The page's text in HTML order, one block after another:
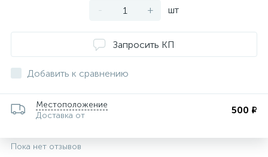
- + шт
Запросить КП
Добавить к сравнению
Местоположение
Доставка от
500 ₽
Пока нет отзывов